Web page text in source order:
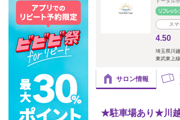
ス
4.50
埼玉県川
東武東上
サロン情報
★駐車場あり★川越